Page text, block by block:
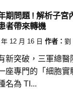
期問題 ! 解析子宮
者帶來轉機
12 月 16 日 作者： 劉
新突破，三軍總
座專門的「細胞實
名為 TI...